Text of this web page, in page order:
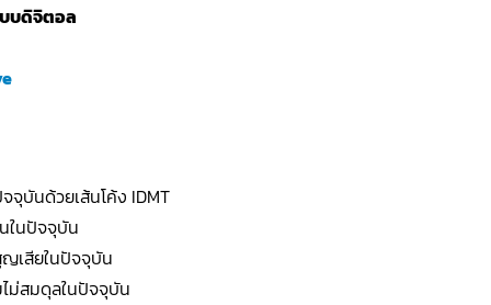
บดิจิตอล
จุบันด้วยเส้นโค้ง IDMT
ในปัจจุบัน
เสียในปัจจุบัน
ม่สมดุลในปัจจุบัน